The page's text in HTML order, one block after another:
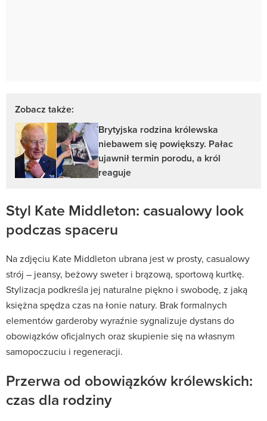
Zobacz także:
Brytyjska rodzina królewska
niebawem się powiększy. Pałac
ujawnił termin porodu, a król
reaguje
Styl Kate Middleton: casualowy look
podczas spaceru
Na zdjęciu Kate Middleton ubrana jest w prosty, casualowy
strój – jeansy, beżowy sweter i brązową, sportową kurtkę.
Stylizacja podkreśla jej naturalne piękno i swobodę, z jaką
księżna spędza czas na łonie natury. Brak formalnych
elementów garderoby wyraźnie sygnalizuje dystans do
obowiązków oficjalnych oraz skupienie się na własnym
samopoczuciu i regeneracji.
Przerwa od obowiązków królewskich:
czas dla rodziny